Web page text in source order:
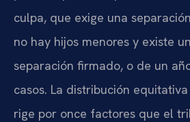
culpa, que exige una
no hay hijos menores y existe
separación firmado, o de un
casos. La distribución
rige por once factores que el